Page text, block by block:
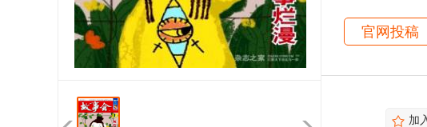
官网投稿
加